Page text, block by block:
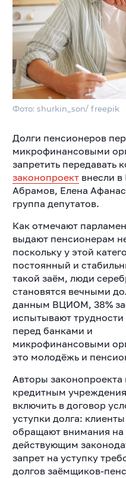
Фото: shurkin_son/ freepik
Долги пенсионеров
микрофинансовыми
запретить передавать
законопроектвнесли в
Абрамов, Елена
группа депутатов.
Как отмечают
выдают пенсионерам
поскольку у этой
постоянный и
такой заём, люди
становятся вечными
данным ВЦИОМ, 38%
испытывают
перед банками и
микрофинансовыми
это молодёжь и
Авторы законопроекта
кредитным
включить в договор
уступки долга: кл
обращают внимания на
действующим
запрет на уступку
долгов заёмщиков-